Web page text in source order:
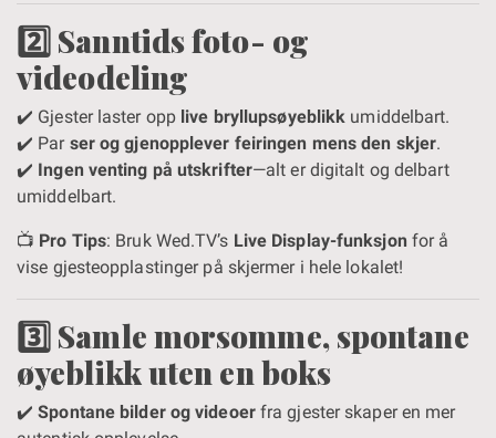
2️⃣ Sanntids foto- og
videodeling
✔️ Gjester laster opp live bryllupsøyeblikk umiddelbart.
✔️ Par ser og gjenopplever feiringen mens den skjer.
✔️ Ingen venting på utskrifter—alt er digitalt og delbart
umiddelbart.
📺 Pro Tips: Bruk Wed.TV’s Live Display-funksjon for å
vise gjesteopplastinger på skjermer i hele lokalet!
3️⃣ Samle morsomme, spontane
øyeblikk uten en boks
✔️Spontane bilder og videoerfra gjester skaper en mer